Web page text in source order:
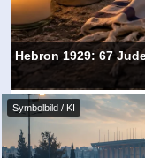
Hebron 1929: 67
Symbolbild / KI